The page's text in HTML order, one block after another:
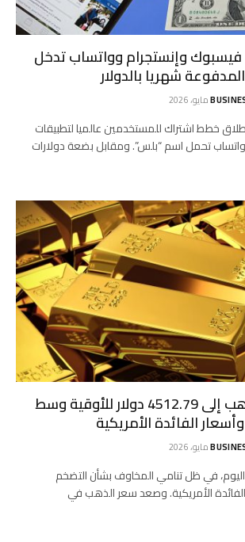
فيسبوك وإنستجرام وواتساب تدخل
شهريا بالدولار
خطط اشتراك للمستخدمين عالميا لتطبيقات
تحمل اسم “بلس”. ومقابل بضعة دولارات
ارتفاع أسعار الذهب إلى 4512.79 دولار للأوقية وسط
الفائدة الأمريكية
في ظل تنامي المخاوف بشأن التضخم
الأمريكية. وصعد سعر الذهب في